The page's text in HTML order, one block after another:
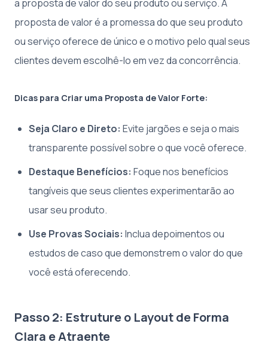
a proposta de valor do seu produto ou serviço. A
proposta de valor é a promessa do que seu produto
ou serviço oferece de único e o motivo pelo qual seus
clientes devem escolhê-lo em vez da concorrência.
Dicas para Criar uma Proposta de Valor Forte:
Seja Claro e Direto: Evite jargões e seja o mais
transparente possível sobre o que você oferece.
Destaque Benefícios: Foque nos benefícios
tangíveis que seus clientes experimentarão ao
usar seu produto.
Use Provas Sociais: Inclua depoimentos ou
estudos de caso que demonstrem o valor do que
você está oferecendo.
Passo 2: Estruture o Layout de Forma
Clara e Atraente